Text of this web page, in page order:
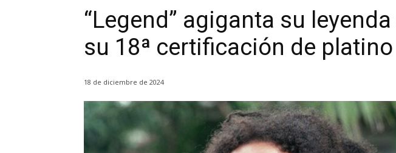
“Legend” agiganta su
su 18ª certificación de platino
18 de diciembre de 2024